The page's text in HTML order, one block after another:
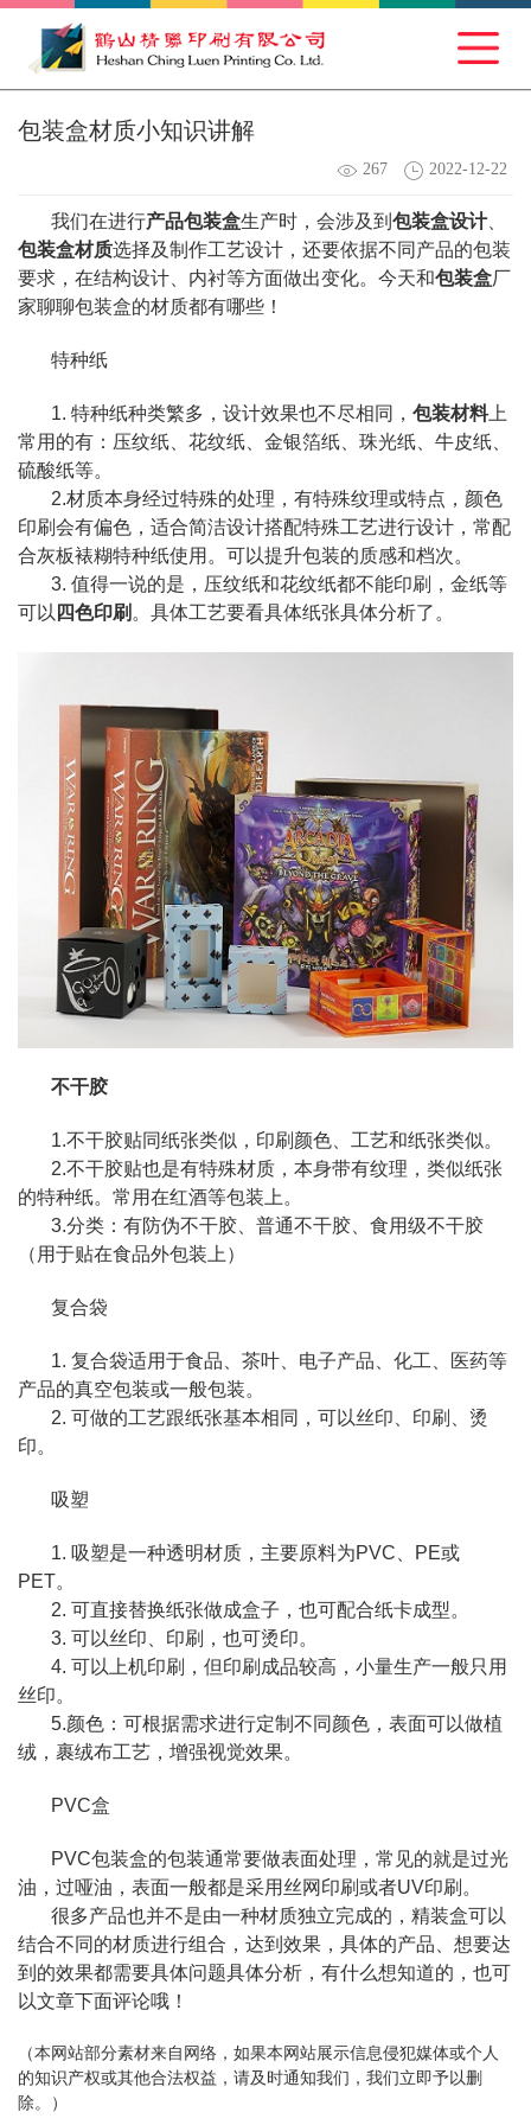
包装盒材质小知识讲解
267 2022-12-22
我们在进行产品包装盒生产时，会涉及到 包装盒设计、
包装盒材质选择及制作工艺设计，还要依据不同产品的包装
要求，在结构设计、内衬等方面做出变化。今天和包装盒厂
家聊聊包装盒的材质都有哪些！
特种纸
1. 特种纸种类繁多，设计效果也不尽相同， 包装材料上
常用的有：压纹纸、花纹纸、金银箔纸、珠光纸、牛皮纸、
硫酸纸等。
2.材质本身经过特殊的处理，有特殊纹理或特点，颜色
印刷会有偏色，适合简洁设计搭配特殊工艺进行设计，常配
合灰板裱糊特种纸使用。可以提升包装的质感和档次。
3. 值得一说的是，压纹纸和花纹纸都不能印刷，金纸等
可以 四色印刷 。具体工艺要看具体纸张具体分析了。
不干胶
1.不干胶贴同纸张类似，印刷颜色、工艺和纸张类似。
2.不干胶贴也是有特殊材质，本身带有纹理，类似纸张
的特种纸。常用在红酒等包装上。
3.分类：有防伪不干胶、普通不干胶、食用级不干胶
（用于贴在食品外包装上）
复合袋
1. 复合袋适用于食品、茶叶、电子产品、化工、医药等
产品的真空包装或一般包装。
2. 可做的工艺跟纸张基本相同，可以丝印、印刷、烫
印。
吸塑
1. 吸塑是一种透明材质，主要原料为PVC、PE或
PET。
2. 可直接替换纸张做成盒子，也可配合纸卡成型。
3. 可以丝印、印刷，也可烫印。
4. 可以上机印刷，但印刷成品较高，小量生产一般只用
丝印。
5.颜色：可根据需求进行定制不同颜色，表面可以做植
绒，裹绒布工艺，增强视觉效果。
PVC盒
PVC包装盒的包装通常要做表面处理，常见的就是过光
油，过哑油，表面一般都是采用丝网印刷或者UV印刷。
很多产品也并不是由一种材质独立完成的，精装盒可以
结合不同的材质进行组合，达到效果，具体的产品、想要达
到的效果都需要具体问题具体分析，有什么想知道的，也可
以文章下面评论哦！
（本网站部分素材来自网络，如果本网站展示信息侵犯媒体或个人
的知识产权或其他合法权益，请及时通知我们，我们立即予以删
除。）